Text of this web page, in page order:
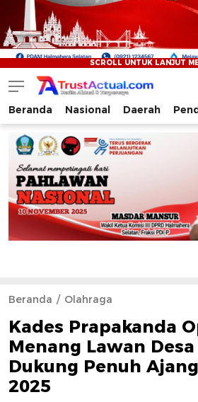
Trustactual.com
Aktual dan Terpercaya
Beranda Nasional Daerah
Beranda Olahraga
Kades Prapakanda
Menang Lawan
Dukung Penuh
2025